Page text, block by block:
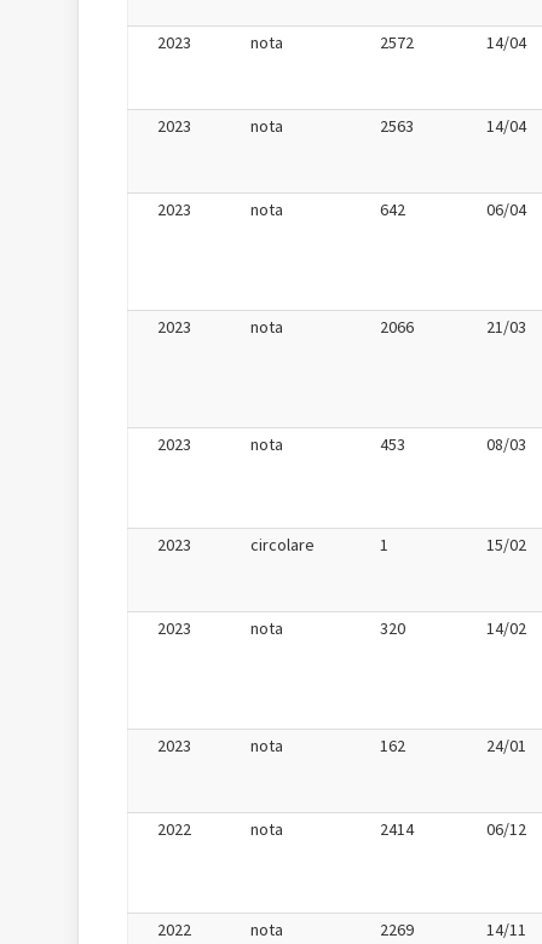
2023 nota 2572 14/04
2023 nota 2563 14/04
2023 nota 642 06/04
2023 nota 2066 21/03
2023 nota 453 08/03
2023 circolare 1 15/02
2023 nota 320 14/02
2023 nota 162 24/01
2022 nota 2414 06/12
2022 nota 2269 14/11